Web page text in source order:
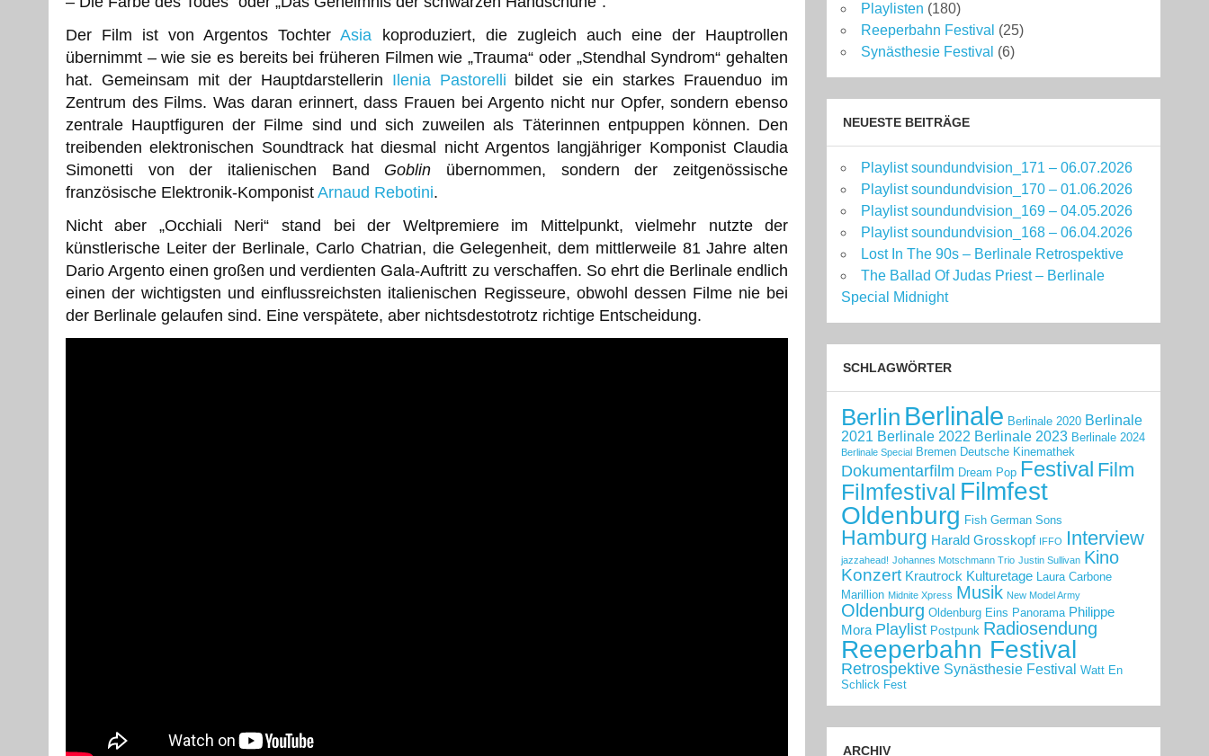
Der Film ist von Argentos TochterAsia koproduziert, die zugleich auch eine der Hauptrollen
übernimmt – wie sie es bereits bei früheren Filmen wie „Trauma“ oder „Stendhal Syndrom“ gehalten
hat. Gemeinsam mit der Hauptdarstellerin Ilenia Pastorelli bildet sie ein starkes Frauenduo im
Zentrum des Films. Was daran erinnert, dass Frauen bei Argento nicht nur Opfer, sondern ebenso
zentrale Hauptfiguren der Filme sind und sich zuweilen als Täterinnen entpuppen können. Den
treibenden elektronischen Soundtrack hat diesmal nicht Argentos langjähriger Komponist Claudia
Simonetti von der italienischen Band Goblin übernommen, sondern der zeitgenössische
französische Elektronik-Komponist Arnaud Rebotini.
Nicht aber „Occhiali Neri“ stand bei der Weltpremiere im Mittelpunkt, vielmehr nutzte der
künstlerische Leiter der Berlinale, Carlo Chatrian, die Gelegenheit, dem mittlerweile 81 Jahre alten
Dario Argento einen großen und verdienten Gala-Auftritt zu verschaffen. So ehrt die Berlinale endlich
einen der wichtigsten und einflussreichsten italienischen Regisseure, obwohl dessen Filme nie bei
der Berlinale gelaufen sind. Eine verspätete, aber nichtsdestotrotz richtige Entscheidung.
Playlisten (180)
Reeperbahn Festival (25)
Synästhesie Festival (6)
NEUESTE BEITRÄGE
Playlist soundundvision_171 – 06.07.2026
Playlist soundundvision_170 – 01.06.2026
Playlist soundundvision_169 – 04.05.2026
Playlist soundundvision_168 – 06.04.2026
Lost In The 90s – Berlinale Retrospektive
The Ballad Of Judas Priest – Berlinale
Special Midnight
SCHLAGWÖRTER
Berlin Berlinale Berlinale 2020 Berlinale
2021 Berlinale 2022 Berlinale 2023 Berlinale 2024
Berlinale Special Bremen Deutsche Kinemathek
Dokumentarfilm Dream Pop Festival Film
Filmfestival Filmfest
Oldenburg Fish German Sons
Hamburg Harald Grosskopf IFFO Interview
jazzahead! Johannes Motschmann Trio Justin Sullivan Kino
Konzert Krautrock Kulturetage Laura Carbone
Marillion Midnite Xpress Musik New Model Army
Oldenburg Oldenburg Eins Panorama Philippe
Mora Playlist Postpunk Radiosendung
Reeperbahn Festival
Retrospektive Synästhesie Festival
Watt En
Schlick Fest
ARCHIV